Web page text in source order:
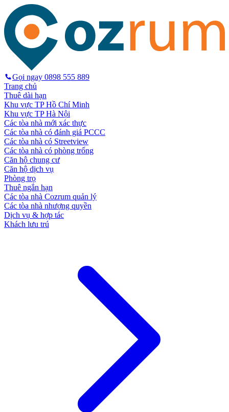
Gọi ngay 0898 555 889
Trang chủ
Thuê dài hạn
Khu vực TP Hồ Chí Minh
Khu vực TP Hà Nội
Các tòa nhà mới xác thực
Các tòa nhà có đánh giá PCCC
Các tòa nhà có Streetview
Các tòa nhà có phòng trống
Căn hộ chung cư
Căn hộ dịch vụ
Phòng trọ
Thuê ngắn hạn
Các tòa nhà Cozrum quản lý
Các tòa nhà nhượng quyền
Dịch vụ & hợp tác
Khách lưu trú